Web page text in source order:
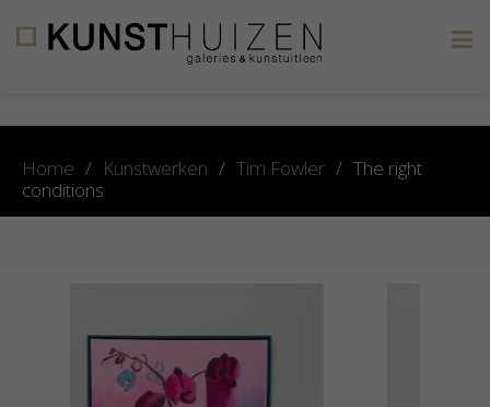
Home / Kunstwerken / Tim Fowler / The right
conditions